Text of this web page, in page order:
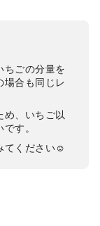
ちごの分量を
場合も同じレ
め、いちご以
す。
てください☺